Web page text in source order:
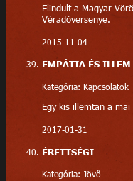
Elindult a Magyar
Véradóversenye.
2015-11-04
EMPÁTIA ÉS ILLEM
Kategória: Kapcsolatok
Egy kis illemtan a
2017-01-31
ÉRETTSÉGI
Kategória: Jövő